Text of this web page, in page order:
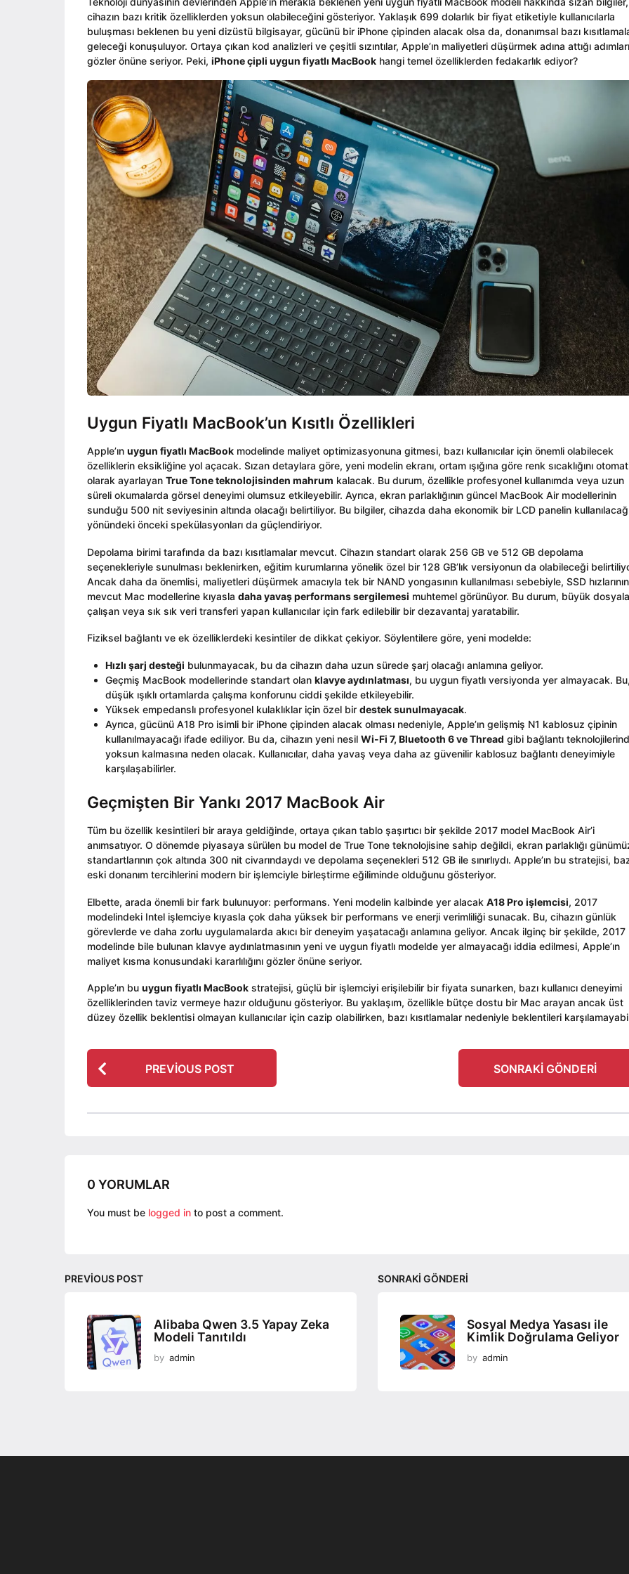
i
n
o
cihazın bazı kritik özelliklerden yoksun olabileceğini gösteriyor. Yaklaşık 699 dolarlık bir fiyat etiketiyle kullanıcılarla
buluşması beklenen bu yeni dizüstü bilgisayar, gücünü bir iPhone çipinden alacak olsa da, donanımsal bazı
geleceği konuşuluyor. Ortaya çıkan kod analizleri ve çeşitli sızıntılar, Apple’ın maliyetleri düşürmek adına attığı adımları
gözler önüne seriyor. Peki, iPhone çipli uygun fiyatlı MacBook hangi temel özelliklerden fedakarlık ediyor?
Uygun Fiyatlı MacBook’un Kısıtlı Özellikleri
Apple’ın uygun fiyatlı MacBook modelinde maliyet optimizasyonuna gitmesi, bazı kullanıcılar için önemli olabilecek
özelliklerin eksikliğine yol açacak. Sızan detaylara göre, yeni modelin ekranı, ortam ışığına göre renk sıcaklığını
olarak ayarlayan True Tone teknolojisinden mahrum kalacak. Bu durum, özellikle profesyonel kullanımda veya uzun
süreli okumalarda görsel deneyimi olumsuz etkileyebilir. Ayrıca, ekran parlaklığının güncel MacBook Air modellerinin
sunduğu 500 nit seviyesinin altında olacağı belirtiliyor. Bu bilgiler, cihazda daha ekonomik bir LCD panelin
yönündeki önceki spekülasyonları da güçlendiriyor.
Depolama birimi tarafında da bazı kısıtlamalar mevcut. Cihazın standart olarak 256 GB ve 512 GB depolama
seçenekleriyle sunulması beklenirken, eğitim kurumlarına yönelik özel bir 128 GB’lık versiyonun da olabileceği
Ancak daha da önemlisi, maliyetleri düşürmek amacıyla tek bir NAND yongasının kullanılması sebebiyle, SSD hızlarının
mevcut Mac modellerine kıyasla daha yavaş performans sergilemesi muhtemel görünüyor. Bu durum, büyük
çalışan veya sık sık veri transferi yapan kullanıcılar için fark edilebilir bir dezavantaj yaratabilir.
Fiziksel bağlantı ve ek özelliklerdeki kesintiler de dikkat çekiyor. Söylentilere göre, yeni modelde:
Hızlı şarj desteği bulunmayacak, bu da cihazın daha uzun sürede şarj olacağı anlamına geliyor.
Geçmiş MacBook modellerinde standart olanklavye aydınlatması, bu uygun fiyatlı versiyonda yer almayacak.
düşük ışıklı ortamlarda çalışma konforunu ciddi şekilde etkileyebilir.
Yüksek empedanslı profesyonel kulaklıklar için özel birdestek sunulmayacak.
Ayrıca, gücünü A18 Pro isimli bir iPhone çipinden alacak olması nedeniyle, Apple’ın gelişmiş N1 kablosuz çipinin
kullanılmayacağı ifade ediliyor. Bu da, cihazın yeni nesilWi-Fi 7, Bluetooth 6 ve Thread gibi bağlantı
yoksun kalmasına neden olacak. Kullanıcılar, daha yavaş veya daha az güvenilir kablosuz bağlantı deneyimiyle
karşılaşabilirler.
Geçmişten Bir Yankı 2017 MacBook Air
Tüm bu özellik kesintileri bir araya geldiğinde, ortaya çıkan tablo şaşırtıcı bir şekilde 2017 model MacBook Air’i
anımsatıyor. O dönemde piyasaya sürülen bu model de True Tone teknolojisine sahip değildi, ekran parlaklığı
standartlarının çok altında 300 nit civarındaydı ve depolama seçenekleri 512 GB ile sınırlıydı. Apple’ın bu stratejisi,
eski donanım tercihlerini modern bir işlemciyle birleştirme eğiliminde olduğunu gösteriyor.
Elbette, arada önemli bir fark bulunuyor: performans. Yeni modelin kalbinde yer alacak A18 Pro işlemcisi, 2017
modelindeki Intel işlemciye kıyasla çok daha yüksek bir performans ve enerji verimliliği sunacak. Bu, cihazın günlük
görevlerde ve daha zorlu uygulamalarda akıcı bir deneyim yaşatacağı anlamına geliyor. Ancak ilginç bir şekilde, 2017
modelinde bile bulunan klavye aydınlatmasının yeni ve uygun fiyatlı modelde yer almayacağı iddia edilmesi, Apple’ın
maliyet kısma konusundaki kararlılığını gözler önüne seriyor.
Apple’ın bu uygun fiyatlı MacBook stratejisi, güçlü bir işlemciyi erişilebilir bir fiyata sunarken, bazı kullanıcı deneyimi
özelliklerinden taviz vermeye hazır olduğunu gösteriyor. Bu yaklaşım, özellikle bütçe dostu bir Mac arayan ancak üst
düzey özellik beklentisi olmayan kullanıcılar için cazip olabilirken, bazı kısıtlamalar nedeniyle beklentileri
P
o
t
g
i
n
i
n
PREVIOUS POST SONRAKI GÖNDERI
0 YORUMLAR
You must be logged in to post a comment.
PREVIOUS POST
Alibaba Qwen 3.5 Yapay Zeka
Modeli Tanıtıldı
by admin
SONRAKI GÖNDERI
Sosyal Medya Yasası ile
Kimlik Doğrulama Geliyor
by admin